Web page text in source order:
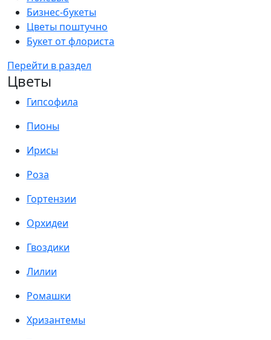
Бизнес-букеты
Цветы поштучно
Букет от флориста
Перейти в раздел
Цветы
Гипсофила
Пионы
Ирисы
Роза
Гортензии
Орхидеи
Гвоздики
Лилии
Ромашки
Хризантемы